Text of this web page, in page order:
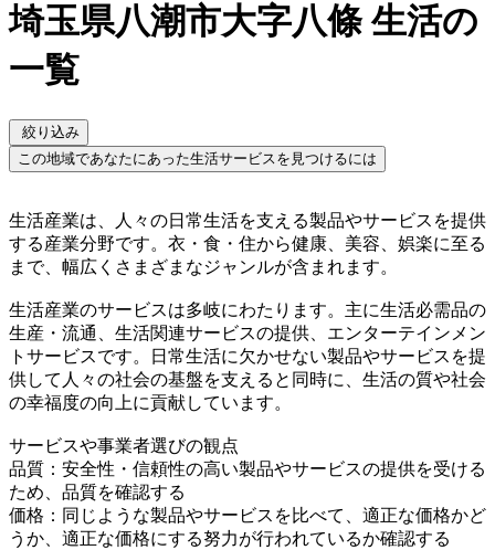
埼玉県八潮市大字八條 生活の
一覧
絞り込み
この地域であなたにあった生活サービスを見つけるには
生活産業は、人々の日常生活を支える製品やサービスを提供
する産業分野です。衣・食・住から健康、美容、娯楽に至る
まで、幅広くさまざまなジャンルが含まれます。
生活産業のサービスは多岐にわたります。主に生活必需品の
生産・流通、生活関連サービスの提供、エンターテインメン
トサービスです。日常生活に欠かせない製品やサービスを提
供して人々の社会の基盤を支えると同時に、生活の質や社会
の幸福度の向上に貢献しています。
サービスや事業者選びの観点
品質：安全性・信頼性の高い製品やサービスの提供を受ける
ため、品質を確認する
価格：同じような製品やサービスを比べて、適正な価格かど
うか、適正な価格にする努力が行われているか確認する